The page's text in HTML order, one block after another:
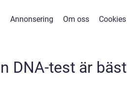
Annonsering Om oss Cookies
DNA-test är bäst